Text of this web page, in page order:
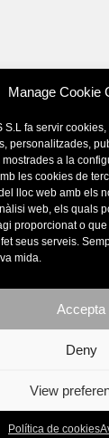
Manage Cookie
S.L fa servir
personalitzades,
mostrades a la
les cookies de
lloc web amb els
web, els quals
proporcionat o
seus serveis.
mida.
Accepta
Deny
View
Política de cookies
(EU)
COMPRA
S.L. 2020 - design